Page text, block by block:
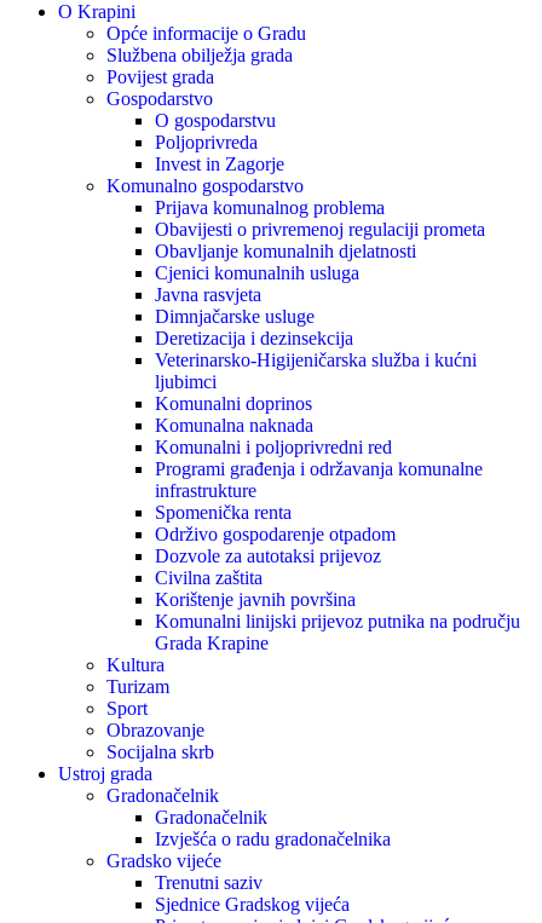
O Krapini
Opće informacije o Gradu
Službena obilježja grada
Povijest grada
Gospodarstvo
O gospodarstvu
Poljoprivreda
Invest in Zagorje
Komunalno gospodarstvo
Prijava komunalnog problema
Obavijesti o privremenoj regulaciji prometa
Obavljanje komunalnih djelatnosti
Cjenici komunalnih usluga
Javna rasvjeta
Dimnjačarske usluge
Deretizacija i dezinsekcija
Veterinarsko-Higijeničarska služba i kućni
ljubimci
Komunalni doprinos
Komunalna naknada
Komunalni i poljoprivredni red
Programi građenja i održavanja komunalne
infrastrukture
Spomenička renta
Održivo gospodarenje otpadom
Dozvole za autotaksi prijevoz
Civilna zaštita
Korištenje javnih površina
Komunalni linijski prijevoz putnika na području
Grada Krapine
Kultura
Turizam
Sport
Obrazovanje
Socijalna skrb
Ustroj grada
Gradonačelnik
Gradonačelnik
Izvješća o radu gradonačelnika
Gradsko vijeće
Trenutni saziv
Sjednice Gradskog vijeća